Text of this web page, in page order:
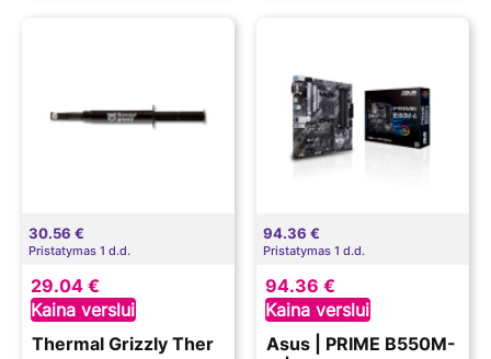
30.56 €
Pristatymas 1 d.d.
29.04 €
Kaina verslui
Thermal Grizzly Ther
94.36 €
Pristatymas 1 d.d.
94.36 €
Kaina verslui
Asus | PRIME B550M-